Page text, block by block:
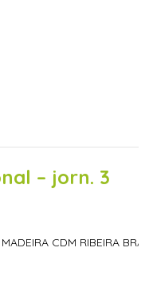
– jorn. 3